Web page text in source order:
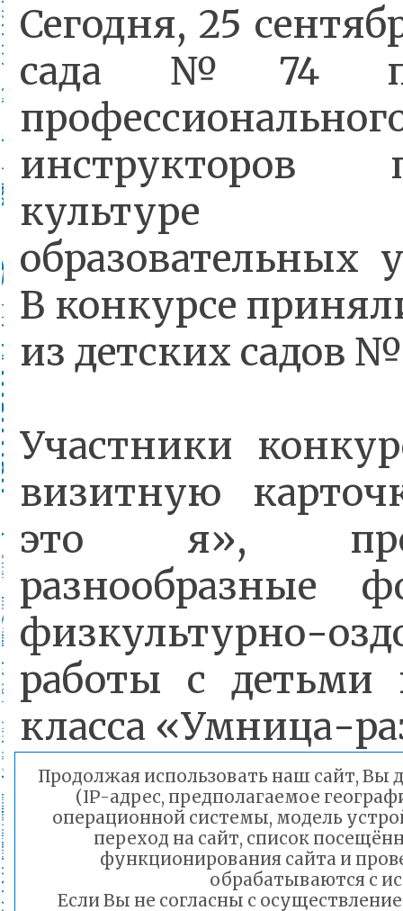
Сегодня, 25
сада №74
инструкторов
культуре
В конкурсе
из детских садов
Участники
визитную
это я»,
физкультурно-
работы с детьми
класса «Умница-
По итогам
признана
Продолжая использовать наш сайт, Вы
(IP-адрес, предполагаемое
операционной системы, модель
переход на сайт, список
функционирования сайта и
обрабатываются с
Если Вы не согласны с